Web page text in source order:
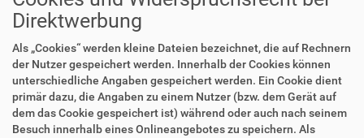
Direktwerbung
Als „Cookies“ werden kleine Dateien bezeichnet, die auf Rechnern
der Nutzer gespeichert werden. Innerhalb der Cookies können
unterschiedliche Angaben gespeichert werden. Ein Cookie dient
primär dazu, die Angaben zu einem Nutzer (bzw. dem Gerät auf
dem das Cookie gespeichert ist) während oder auch nach seinem
Besuch innerhalb eines Onlineangebotes zu speichern. Als